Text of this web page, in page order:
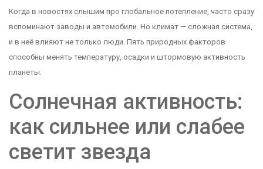
Когда в новостях слышим про глобальное потепление, часто сразу
вспоминают заводы и автомобили. Но климат — сложная система,
и в неё влияют не только люди. Пять природных факторов
способны менять температуру, осадки и штормовую активность
планеты.
Солнечная активность:
как сильнее или слабее
светит звезда